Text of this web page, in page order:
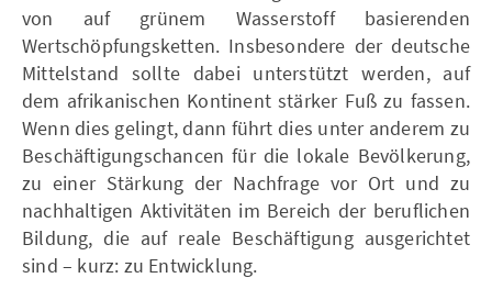
von auf grünem Wasserstoff basierenden
Wertschöpfungsketten. Insbesondere der deutsche
Mittelstand sollte dabei unterstützt werden, auf
dem afrikanischen Kontinent stärker Fuß zu fassen.
Wenn dies gelingt, dann führt dies unter anderem zu
Beschäftigungschancen für die lokale Bevölkerung,
zu einer Stärkung der Nachfrage vor Or t und zu
nachhaltigen Aktivitäten im Bereich der beruflichen
Bildung, die auf reale Beschäftigung ausgerichtet
sind – kurz: zu Entwicklung.